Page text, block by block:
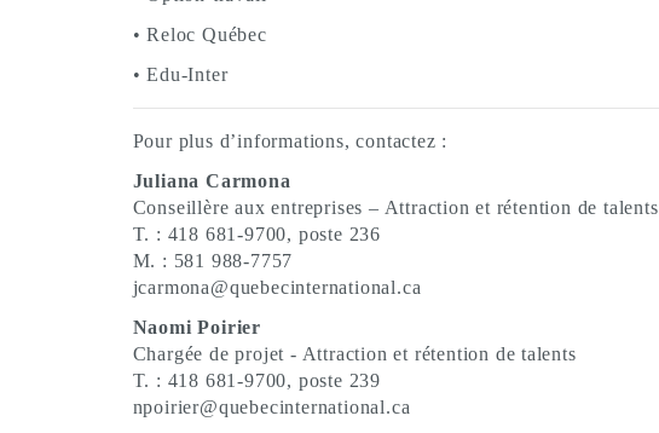
• Reloc Québec
• Edu-Inter
Pour plus d’informations, contactez :
Juliana Carmona
Conseillère aux entreprises – Attraction et rétention de talents
T. : 418 681-9700, poste 236
M. : 581 988-7757
jcarmona@quebecinternational.ca
Naomi Poirier
Chargée de projet - Attraction et rétention de talents
T. : 418 681-9700, poste 239
npoirier@quebecinternational.ca